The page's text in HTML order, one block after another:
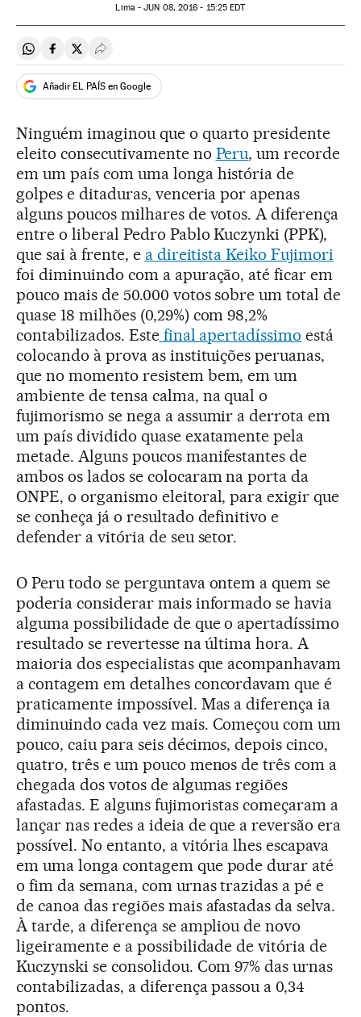
Lima -JUN 08, 2016 - 15:25 EDT
Compartir en Whatsapp
Compartir en Facebook
Compartir en Twitter
Desplegar Redes Sociales
Añadir EL PAÍS en Google
Ninguém imaginou que o quarto presidente
eleito consecutivamente no Peru, um recorde
em um país com uma longa história de
golpes e ditaduras, venceria por apenas
alguns poucos milhares de votos. A diferença
entre o liberal Pedro Pablo Kuczynki (PPK),
que sai à frente, e a direitista Keiko Fujimori
foi diminuindo com a apuração, até ficar em
pouco mais de 50.000 votos sobre um total de
quase 18 milhões (0,29%) com 98,2%
contabilizados. Estefinal apertadíssimo está
colocando à prova as instituições peruanas,
que no momento resistem bem, em um
ambiente de tensa calma, na qual o
fujimorismo se nega a assumir a derrota em
um país dividido quase exatamente pela
metade. Alguns poucos manifestantes de
ambos os lados se colocaram na porta da
ONPE, o organismo eleitoral, para exigir que
se conheça já o resultado definitivo e
defender a vitória de seu setor.
O Peru todo se perguntava ontem a quem se
poderia considerar mais informado se havia
alguma possibilidade de que o apertadíssimo
resultado se revertesse na última hora. A
maioria dos especialistas que acompanhavam
a contagem em detalhes concordavam que é
praticamente impossível. Mas a diferença ia
diminuindo cada vez mais. Começou com um
pouco, caiu para seis décimos, depois cinco,
quatro, três e um pouco menos de três com a
chegada dos votos de algumas regiões
afastadas. E alguns fujimoristas começaram a
lançar nas redes a ideia de que a reversão era
possível. No entanto, a vitória lhes escapava
em uma longa contagem que pode durar até
o fim da semana, com urnas trazidas a pé e
de canoa das regiões mais afastadas da selva.
À tarde, a diferença se ampliou de novo
ligeiramente e a possibilidade de vitória de
Kuczynski se consolidou. Com 97% das urnas
contabilizadas, a diferença passou a 0,34
pontos.